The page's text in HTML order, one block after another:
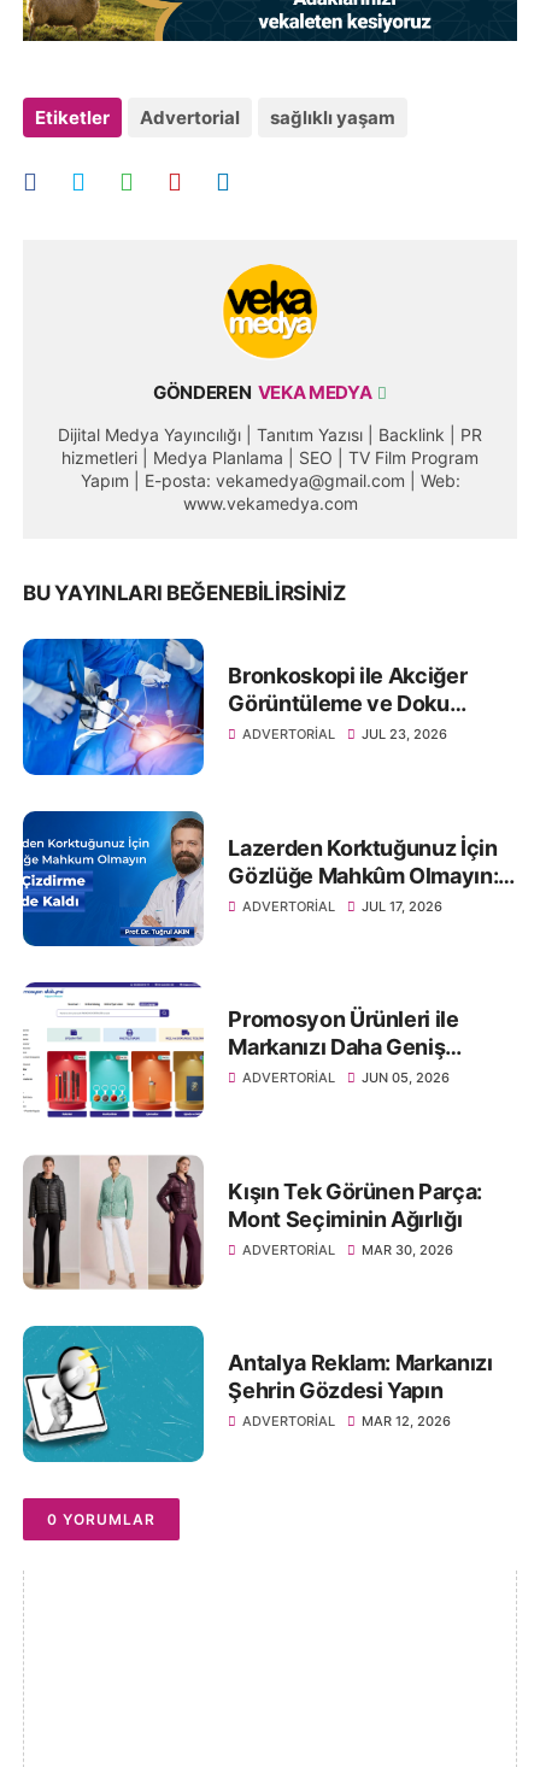
Etiketler Advertorial sağlıklı yaşam
GÖNDEREN VEKA MEDYA
Dijital Medya Yayıncılığı | Tanıtım Yazısı | Backlink | PR
hizmetleri | Medya Planlama | SEO | TV Film Program
Yapım | E-posta: vekamedya@gmail.com | Web:
www.vekamedya.com
BU YAYINLARI BEĞENEBILIRSINIZ
Bronkoskopi ile Akciğer
Görüntüleme ve Doku
Örneklemesi
ADVERTORIAL JUL 23, 2026
Lazerden Korktuğunuz İçin
Gözlüğe Mahkûm Olmayın:
Göz Çizdirme Eskide Kaldı
ADVERTORIAL JUL 17, 2026
Promosyon Ürünleri ile
Markanızı Daha Geniş
Kitlelere Ulaştırın
ADVERTORIAL JUN 05, 2026
Kışın Tek Görünen Parça:
Mont Seçiminin Ağırlığı
ADVERTORIAL MAR 30, 2026
Antalya Reklam: Markanızı
Şehrin Gözdesi Yapın
ADVERTORIAL MAR 12, 2026
0 YORUMLAR